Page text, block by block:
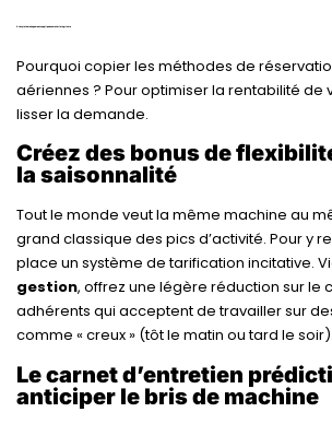
Pourquoi copier les méthodes de
aériennes ? Pour optimiser la rentabilité de
lisser la demande.
Créez des bonus de
la saisonnalité
Tout le monde veut la même machine au
grand classique des pics d’activité. Pour y
place un système de tarification incitative.
gestion, offrez une légère réduction sur le
adhérents qui acceptent de travailler sur
comme « creux » (tôt le matin ou tard le soir).
Le carnet d’entretien
anticiper le bris de machine